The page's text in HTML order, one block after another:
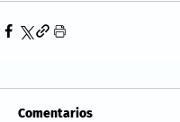
Comentarios